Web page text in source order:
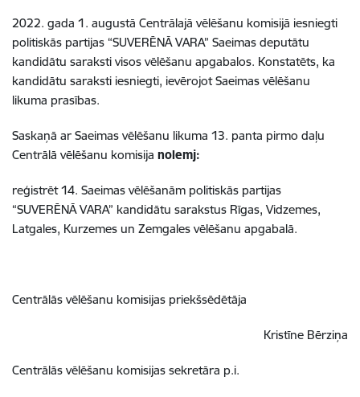
2022. gada 1. augustā Centrālajā vēlēšanu komisijā iesniegti
politiskās partijas “SUVERĒNĀ VARA” Saeimas deputātu
kandidātu saraksti visos vēlēšanu apgabalos. Konstatēts, ka
kandidātu saraksti iesniegti, ievērojot Saeimas vēlēšanu
likuma prasības.
Saskaņā ar Saeimas vēlēšanu likuma 13. panta pirmo daļu
Centrālā vēlēšanu komisija nolemj:
reģistrēt 14. Saeimas vēlēšanām politiskās partijas
“SUVERĒNĀ VARA” kandidātu sarakstus Rīgas, Vidzemes,
Latgales, Kurzemes un Zemgales vēlēšanu apgabalā.
Centrālās vēlēšanu komisijas priekšsēdētāja
Kristīne Bērziņa
Centrālās vēlēšanu komisijas sekretāra p.i.